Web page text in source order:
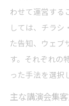
わせて運営する
しては、チラシ
た告知、ウェブ
す。それぞれの
った手法を選択
主な講演会集